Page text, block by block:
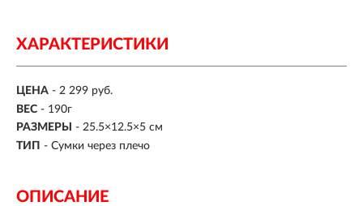
ХАРАКТЕРИСТИКИ
ЦЕНА - 2 299 руб.
ВЕС - 190г
РАЗМЕРЫ
- 25.5×12.5×5 см
ТИП - Сумки через плечо
ОПИСАНИЕ